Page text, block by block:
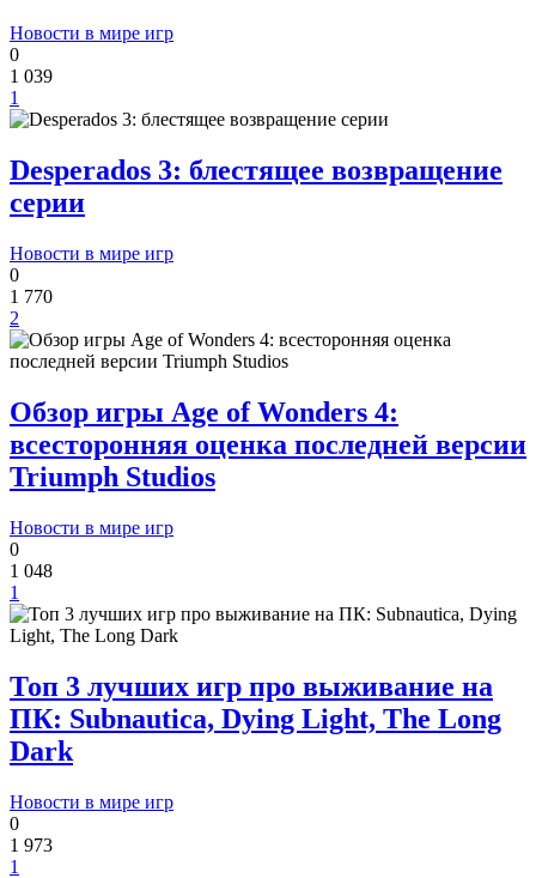
Новости в мире игр
0
1 039
1
Desperados 3: блестящее возвращение
серии
Новости в мире игр
0
1 770
2
Обзор игры Age of Wonders 4:
всесторонняя оценка последней версии
Triumph Studios
Новости в мире игр
0
1 048
1
Топ 3 лучших игр про выживание на
ПК: Subnautica, Dying Light, The Long
Dark
Новости в мире игр
0
1 973
1